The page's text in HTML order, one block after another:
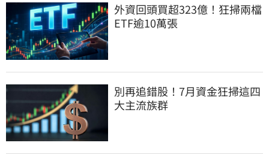
外資回頭買超323億！狂掃兩檔
ETF逾10萬張
別再追錯股！7月資金狂掃這四
大主流族群